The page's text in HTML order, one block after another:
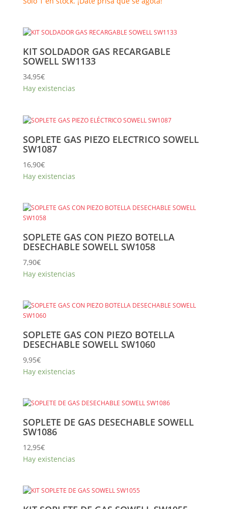
189,00€.159,00€.
KIT SOLDADOR GAS RECARGABLE
SOWELL SW1133
34,95€
Hay existencias
SOPLETE GAS PIEZO ELECTRICO SOWELL
SW1087
16,90€
Hay existencias
SOPLETE GAS CON PIEZO BOTELLA
DESECHABLE SOWELL SW1058
7,90€
Hay existencias
SOPLETE GAS CON PIEZO BOTELLA
DESECHABLE SOWELL SW1060
9,95€
Hay existencias
SOPLETE DE GAS DESECHABLE SOWELL
SW1086
12,95€
Hay existencias